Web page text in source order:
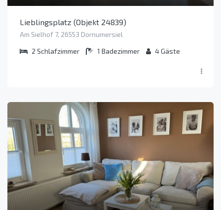
Lieblingsplatz (Objekt 24839)
Am Sielhof 7, 26553 Dornumersiel
2 Schlafzimmer 1 Badezimmer 4Gäste